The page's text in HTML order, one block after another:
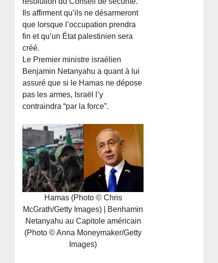
Ils affirment qu’ils ne désarmeront
que lorsque l’occupation prendra
fin et qu’un État palestinien sera
créé.
Le Premier ministre israélien
Benjamin Netanyahu a quant à lui
assuré que si le Hamas ne dépose
pas les armes, Israël l’y
contraindra “par la force”.
Hamas (Photo © Chris
McGrath/Getty Images) | Benhamin
Netanyahu au Capitole américain
(Photo © Anna Moneymaker/Getty
Images)